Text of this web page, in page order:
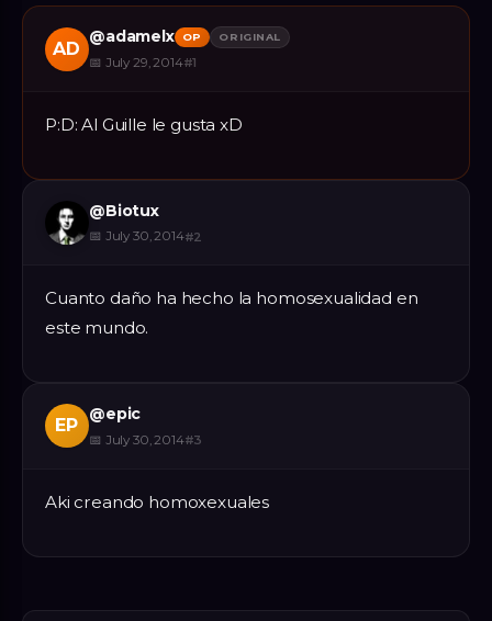
AD
@adamelx OP ORIGINAL
📅 July 29, 2014#1
P:D: Al Guille le gusta xD
@Biotux
📅 July 30, 2014#2
Cuanto daño ha hecho la homosexualidad en
este mundo.
EP
@epic
📅 July 30, 2014#3
Aki creando homoxexuales